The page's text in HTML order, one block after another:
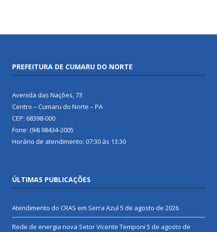
PREFEITURA DE CUMARU DO NORTE
Avenida das Nações, 73
Centro – Cumaru do Norte – PA
CEP: 68398-000
Fone: (94) 98434-2005
Horário de atendimento: 07:30 às 13:30
ÚLTIMAS PUBLICAÇÕES
Atendimento do CRAS em Serra Azul 5 de agosto de 2026
Rede de energia nova Setor Vicente Temponi 5 de agosto de